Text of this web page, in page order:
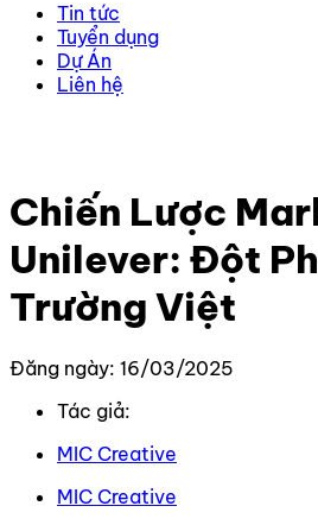
Tin tức
Tuyển dụng
Dự Án
Liên hệ
Chiến Lược
Unilever: Đột
Trường Việt
Đăng ngày: 16/03/2025
Tác giả:
MIC Creative
MIC Creative